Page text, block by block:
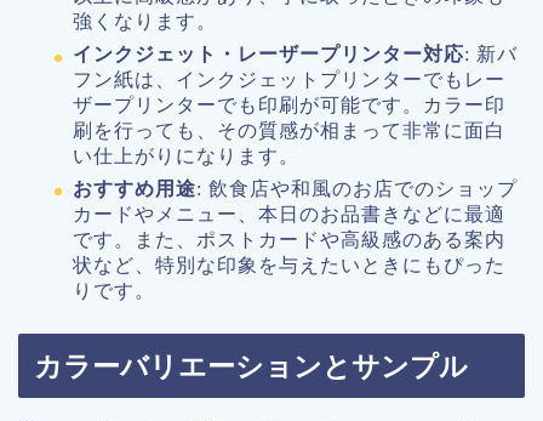
強くなります。
インクジェット・レーザープリンター対応: 新バ
フン紙は、インクジェットプリンターでもレー
ザープリンターでも印刷が可能です。カラー印
刷を行っても、その質感が相まって非常に面白
い仕上がりになります。
おすすめ用途: 飲食店や和風のお店でのショップ
カードやメニュー、本日のお品書きなどに最適
です。また、ポストカードや高級感のある案内
状など、特別な印象を与えたいときにもぴった
りです。
カラーバリエーションとサンプル